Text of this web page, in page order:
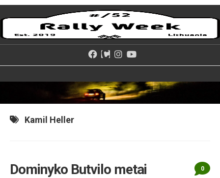
Skip
to
Kamil Heller
Dominyko Butvilo metai
0